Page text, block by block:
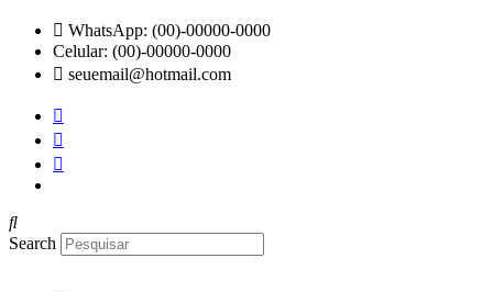
para
conteúdo
WhatsApp: (00)-00000-0000
Celular: (00)-00000-0000
seuemail@hotmail.com
Search